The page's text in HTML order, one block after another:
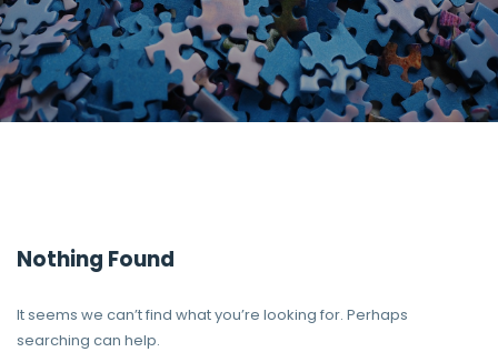
Nothing Found
It seems we can’t find what you’re looking for. Perhaps
searching can help.